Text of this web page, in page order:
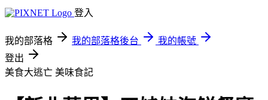
登入
我的部落格 我的部落格後台
我的帳號
登出
美食大逃亡 美味食記